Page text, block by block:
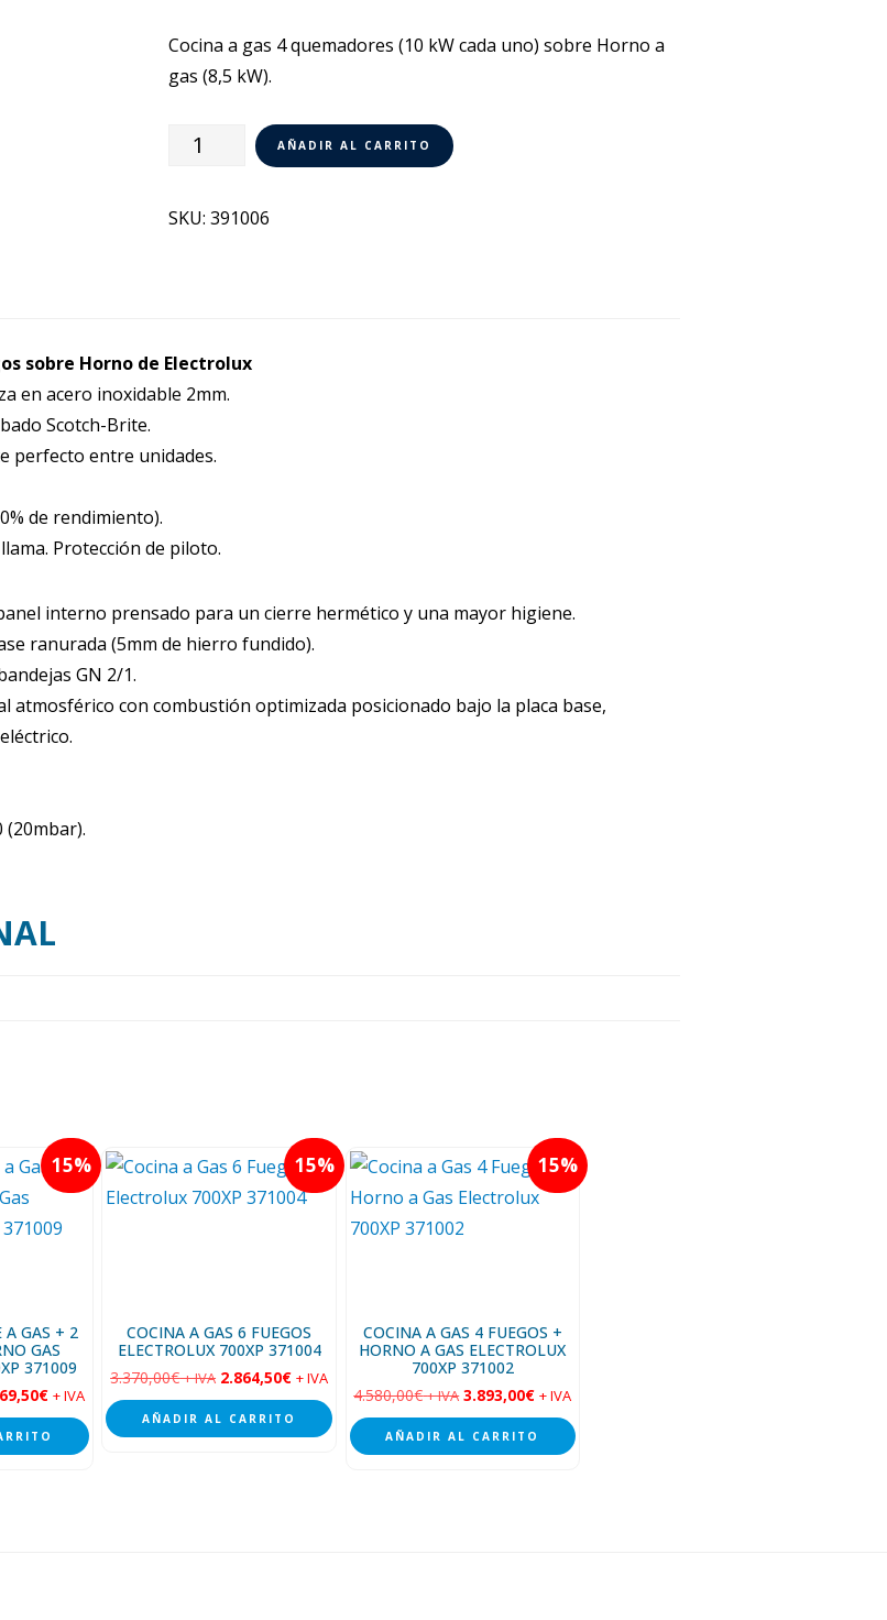
Cocina a gas 4 quemadores (10 kW cada uno) sobre Horno a
gas (8,5 kW).
Cocina
4
Electrolux
900
391006
AÑADIR AL CARRITO
SKU:391006
sobre Horno de Electrolux
en acero inoxidable 2mm.
Scotch-Brite.
perfecto entre unidades.
de rendimiento).
Protección de piloto.
interno prensado para un cierre hermético y una mayor higiene.
ranurada (5mm de hierro fundido).
GN 2/1.
atmosférico con combustión optimizada posicionado bajo la placa base,
(20mbar).
15
A GAS + 2
GAS
371009
€ + IVA
15
COCINA A GAS 6 FUEGOS
ELECTROLUX 700XP 371004
3.370,00€ + IVA 2.864,50€ + IVA
AÑADIR AL CARRITO
15
COCINA A GAS 4 FUEGOS +
HORNO A GAS ELECTROLUX
700XP 371002
4.580,00€ + IVA 3.893,00€ + IVA
AÑADIR AL CARRITO